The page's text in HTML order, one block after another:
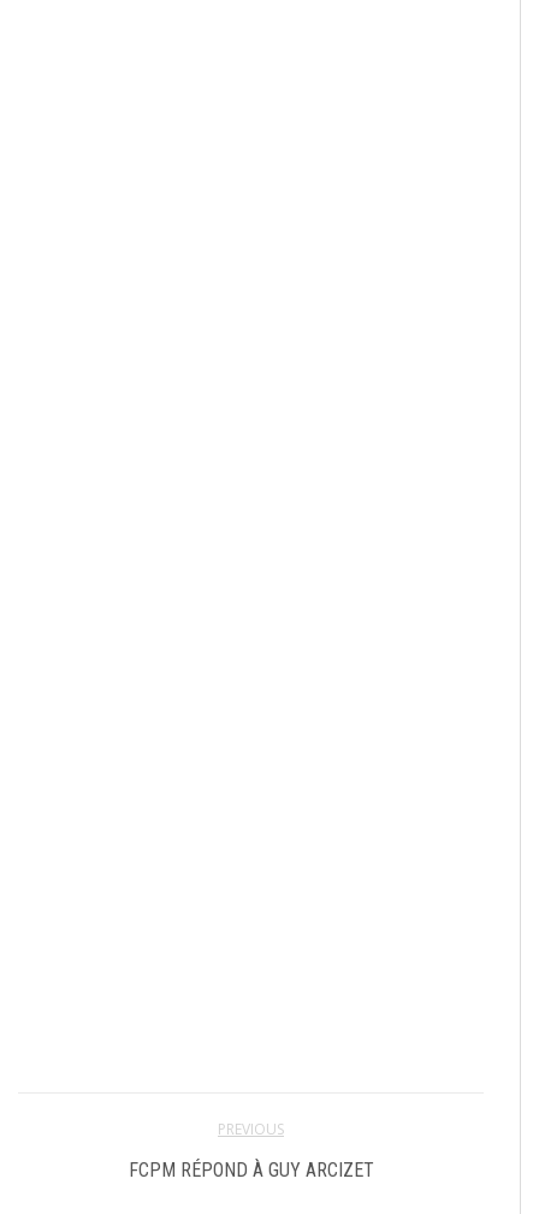
PREVIOUS
FCPM RÉPOND À GUY ARCIZET